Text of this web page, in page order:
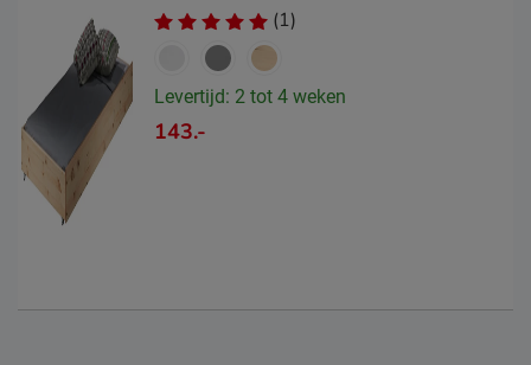
(1)
Levertijd: 2 tot 4 weken
143.-